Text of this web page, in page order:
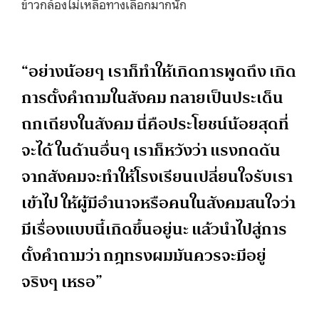
ข้าวกล้องไม่เหลือทางเลือกมากนัก
“อย่างน้อยๆ เราก็ทำให้เกิดการพูดถึง เกิด
การตั้งคำถามในสังคม กลายเป็นประเด็น
ถกเถียงในสังคม นี่คือประโยชน์น้อยสุดที่
จะได้ ในด้านอื่นๆ เราก็หวังว่า แรงกดดัน
จากสังคมจะทำให้โรงเรียนเปลี่ยนใจรับเรา
เข้าไป ให้ผู้มีอำนาจหรือคนในสังคมสนใจว่า
มีเรื่องแบบนี้เกิดขึ้นอยู่นะ แล้วนำไปสู่การ
ตั้งคำถามว่า กฎทรงผมมันควรจะมีอยู่
จริงๆ เหรอ”